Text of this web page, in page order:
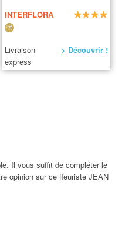
INTERFLORA
Livraison
express
> Découvrir !
Il vous suffit de compléter le
opinion sur ce fleuriste JEAN